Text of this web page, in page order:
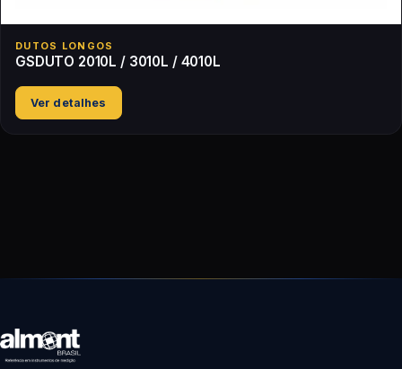
DUTOS LONGOS
GSDUTO 2010L / 3010L / 4010L
Ver detalhes